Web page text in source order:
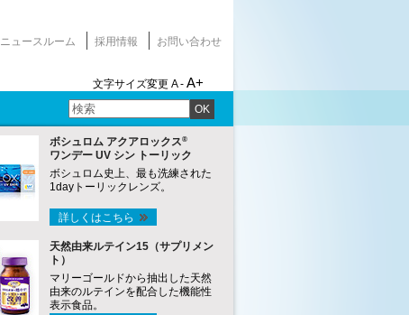
ニュースルーム 採用情報 お問い合わせ
文字サイズ変更 A - A+
OK
ボシュロム アクアロックス®
ワンデー UV シン トーリック
ボシュロム史上、最も洗練された
1dayトーリックレンズ。
詳しくはこちら
天然由来ルテイン15（サプリメン
ト）
マリーゴールドから抽出した天然
由来のルテインを配合した機能性
表示食品。